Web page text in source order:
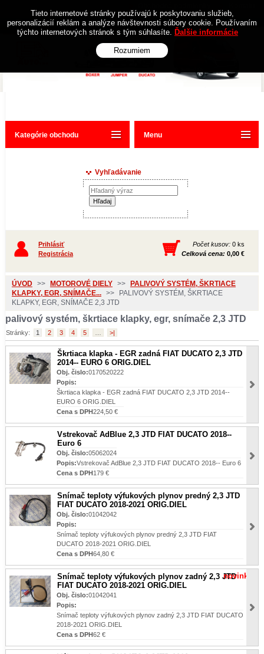
Kategórie obchodu
Vyhľadávanie
Prihlásiť
Registrácia
Počet kusov: 0 ks
Celková cena: 0,00 €
ÚVOD >> MOTOROVÉ DIELY >>
PALIVOVÝ SYSTÉM, ŠKRTIACE
KLAPKY, EGR, SNÍMAČE... >>
PALIVOVÝ SYSTÉM, ŠKRTIACE
KLAPKY, EGR, SNÍMAČE 2,3 JTD
palivový systém, škrtiace klapky, egr, snímače 2,3 JTD
Stránky: 1 2 3 4 5 >|
Škrtiaca klapka - EGR zadná FIAT DUCATO 2,3 JTD
2014-- EURO 6 ORIG.DIEL
Obj. čislo:0170520222
Popis:
Škrtiaca klapka - EGR zadná FIAT DUCATO 2,3 JTD 2014--
EURO 6 ORIG.DIEL
Cena s DPH224,50 €
Vstrekovač AdBlue 2,3 JTD FIAT DUCATO 2018--
Euro 6
Obj. čislo:05062024
Popis:Vstrekovač AdBlue 2,3 JTD FIAT DUCATO 2018-- Euro 6
Cena s DPH179 €
Snímač teploty výfukových plynov predný 2,3 JTD
FIAT DUCATO 2018-2021 ORIG.DIEL
Obj. čislo:01042042
Popis:
Snímač teploty výfukových plynov predný 2,3 JTD FIAT
DUCATO 2018-2021 ORIG.DIEL
Cena s DPH64,80 €
Snímač teploty výfukových plynov zadný 2,3 JTD
FIAT DUCATO 2018-2021 ORIG.DIEL
novinka
Obj. čislo:01042041
Popis:
Snímač teploty výfukových plynov zadný 2,3 JTD FIAT DUCATO
2018-2021 ORIG.DIEL
Cena s DPH62 €
Menu
Tieto internetové stránky používajú k poskytovaniu služieb,
personalizácií reklám a analýze návštevnosti súbory cookie. Používaním
týchto internetových stránok s tým súhlasíte. Ďalšie informácie
Rozumiem